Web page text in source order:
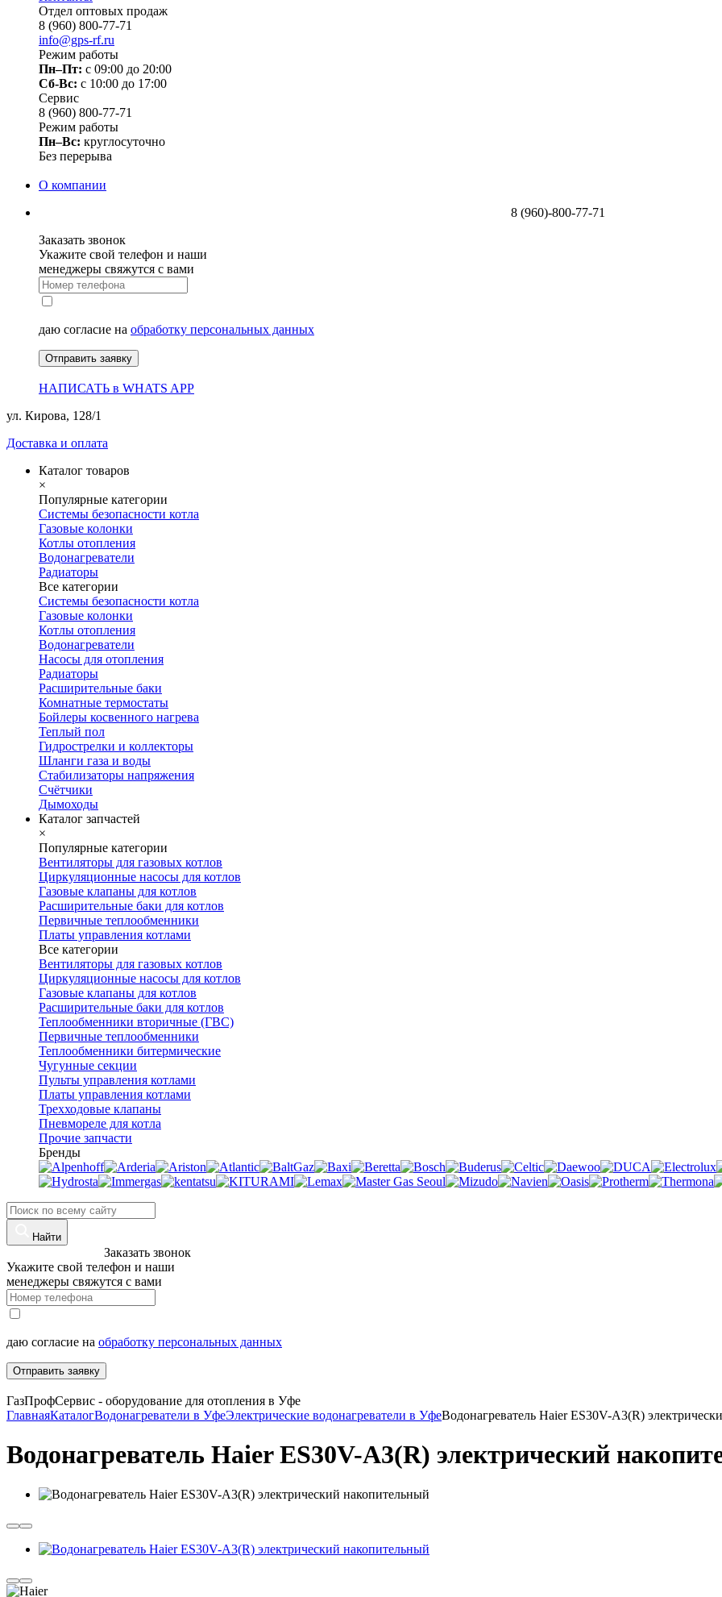
Отдел оптовых продаж
8 (960) 800-77-71
info@gps-rf.ru
Режим работы
Пн–Пт: с 09:00 до 20:00
Сб-Вс: c 10:00 до 17:00
Сервис
8 (960) 800-77-71
Режим работы
Пн–Вс: круглосуточно
Без перерыва
О компании
8 (960)-800-77-71
Заказать звонок
Укажите свой телефон и наши
менеджеры свяжутся с вами
даю согласие на обработку персональных данных
Отправить заявку
НАПИСАТЬ в WHATS APP
ул. Кирова, 128/1
Доставка и оплата
Каталог товаров
×
Популярные категории
Системы безопасности котла
Газовые колонки
Котлы отопления
Водонагреватели
Радиаторы
Все категории
Системы безопасности котла
Газовые колонки
Котлы отопления
Водонагреватели
Насосы для отопления
Радиаторы
Расширительные баки
Комнатные термостаты
Бойлеры косвенного нагрева
Теплый пол
Гидрострелки и коллекторы
Шланги газа и воды
Стабилизаторы напряжения
Счётчики
Дымоходы
Каталог запчастей
×
Популярные категории
Вентиляторы для газовых котлов
Циркуляционные насосы для котлов
Газовые клапаны для котлов
Расширительные баки для котлов
Первичные теплообменники
Платы управления котлами
Все категории
Вентиляторы для газовых котлов
Циркуляционные насосы для котлов
Газовые клапаны для котлов
Расширительные баки для котлов
Теплообменники вторичные (ГВС)
Первичные теплообменники
Теплообменники битермические
Чугунные секции
Пульты управления котлами
Платы управления котлами
Трехходовые клапаны
Пневмореле для котла
Прочие запчасти
Бренды
Найти
Заказать звонок
Укажите свой телефон и наши
менеджеры свяжутся с вами
даю согласие на обработку персональных данных
Отправить заявку
ГазПрофСервис - оборудование для отопления в Уфе
ГлавнаяКаталогВодонагреватели в УфеЭлектрические водонагреватели в УфеВодонагреватель Haier ES30V-A3(R)
Водонагреватель Haier ES30V-A3(R) электрический